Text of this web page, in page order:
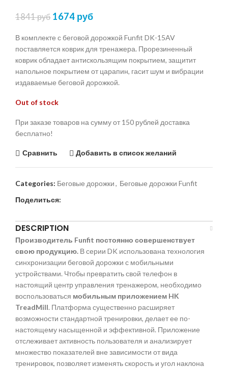
1841руб 1674 руб
В комплекте с беговой дорожкой Funfit DK-15AV
поставляется коврик для тренажера. Прорезиненный
коврик обладает антискользящим покрытием, защитит
напольное покрытием от царапин, гасит шум и вибрации
издаваемые беговой дорожкой.
Out of stock
При заказе товаров на сумму от 150 рублей доставка
бесплатно!
Сравнить Добавить в список желаний
Categories: Беговые дорожки, Беговые дорожки Funfit
Поделиться:
DESCRIPTION
Производитель Funfit постоянно совершенствует
свою продукцию. В серии DK использована технология
синхронизации беговой дорожки с мобильными
устройствами. Чтобы превратить свой телефон в
настоящий центр управления тренажером, необходимо
воспользоваться мобильным приложением HK
TreadMill. Платформа существенно расширяет
возможности стандартной тренировки, делает ее по-
настоящему насыщенной и эффективной. Приложение
отслеживает активность пользователя и анализирует
множество показателей вне зависимости от вида
тренировок, позволяет изменять скорость и угол наклона